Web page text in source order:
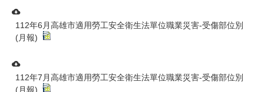
112年6月高雄市適用勞工安全衛生法單位職業災害-受傷部位別
(月報)
112年7月高雄市適用勞工安全衛生法單位職業災害-受傷部位別
(月報)